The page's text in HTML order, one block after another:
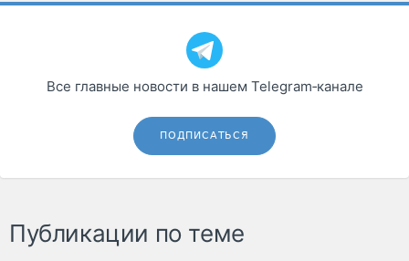
Все главные новости в нашем Telegram‑канале
ПОДПИСАТЬСЯ
Публикации по теме